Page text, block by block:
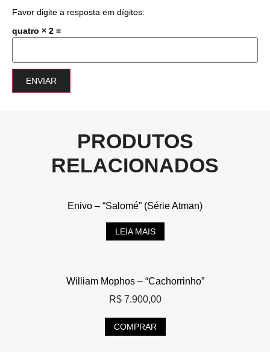
Favor digite a resposta em dígitos:
quatro × 2 =
PRODUTOS
RELACIONADOS
Enivo – “Salomé” (Série Atman)
LEIA MAIS
William Mophos – “Cachorrinho”
R$7.900,00
COMPRAR